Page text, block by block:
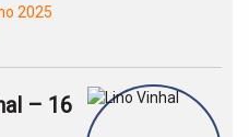
2025
– 16